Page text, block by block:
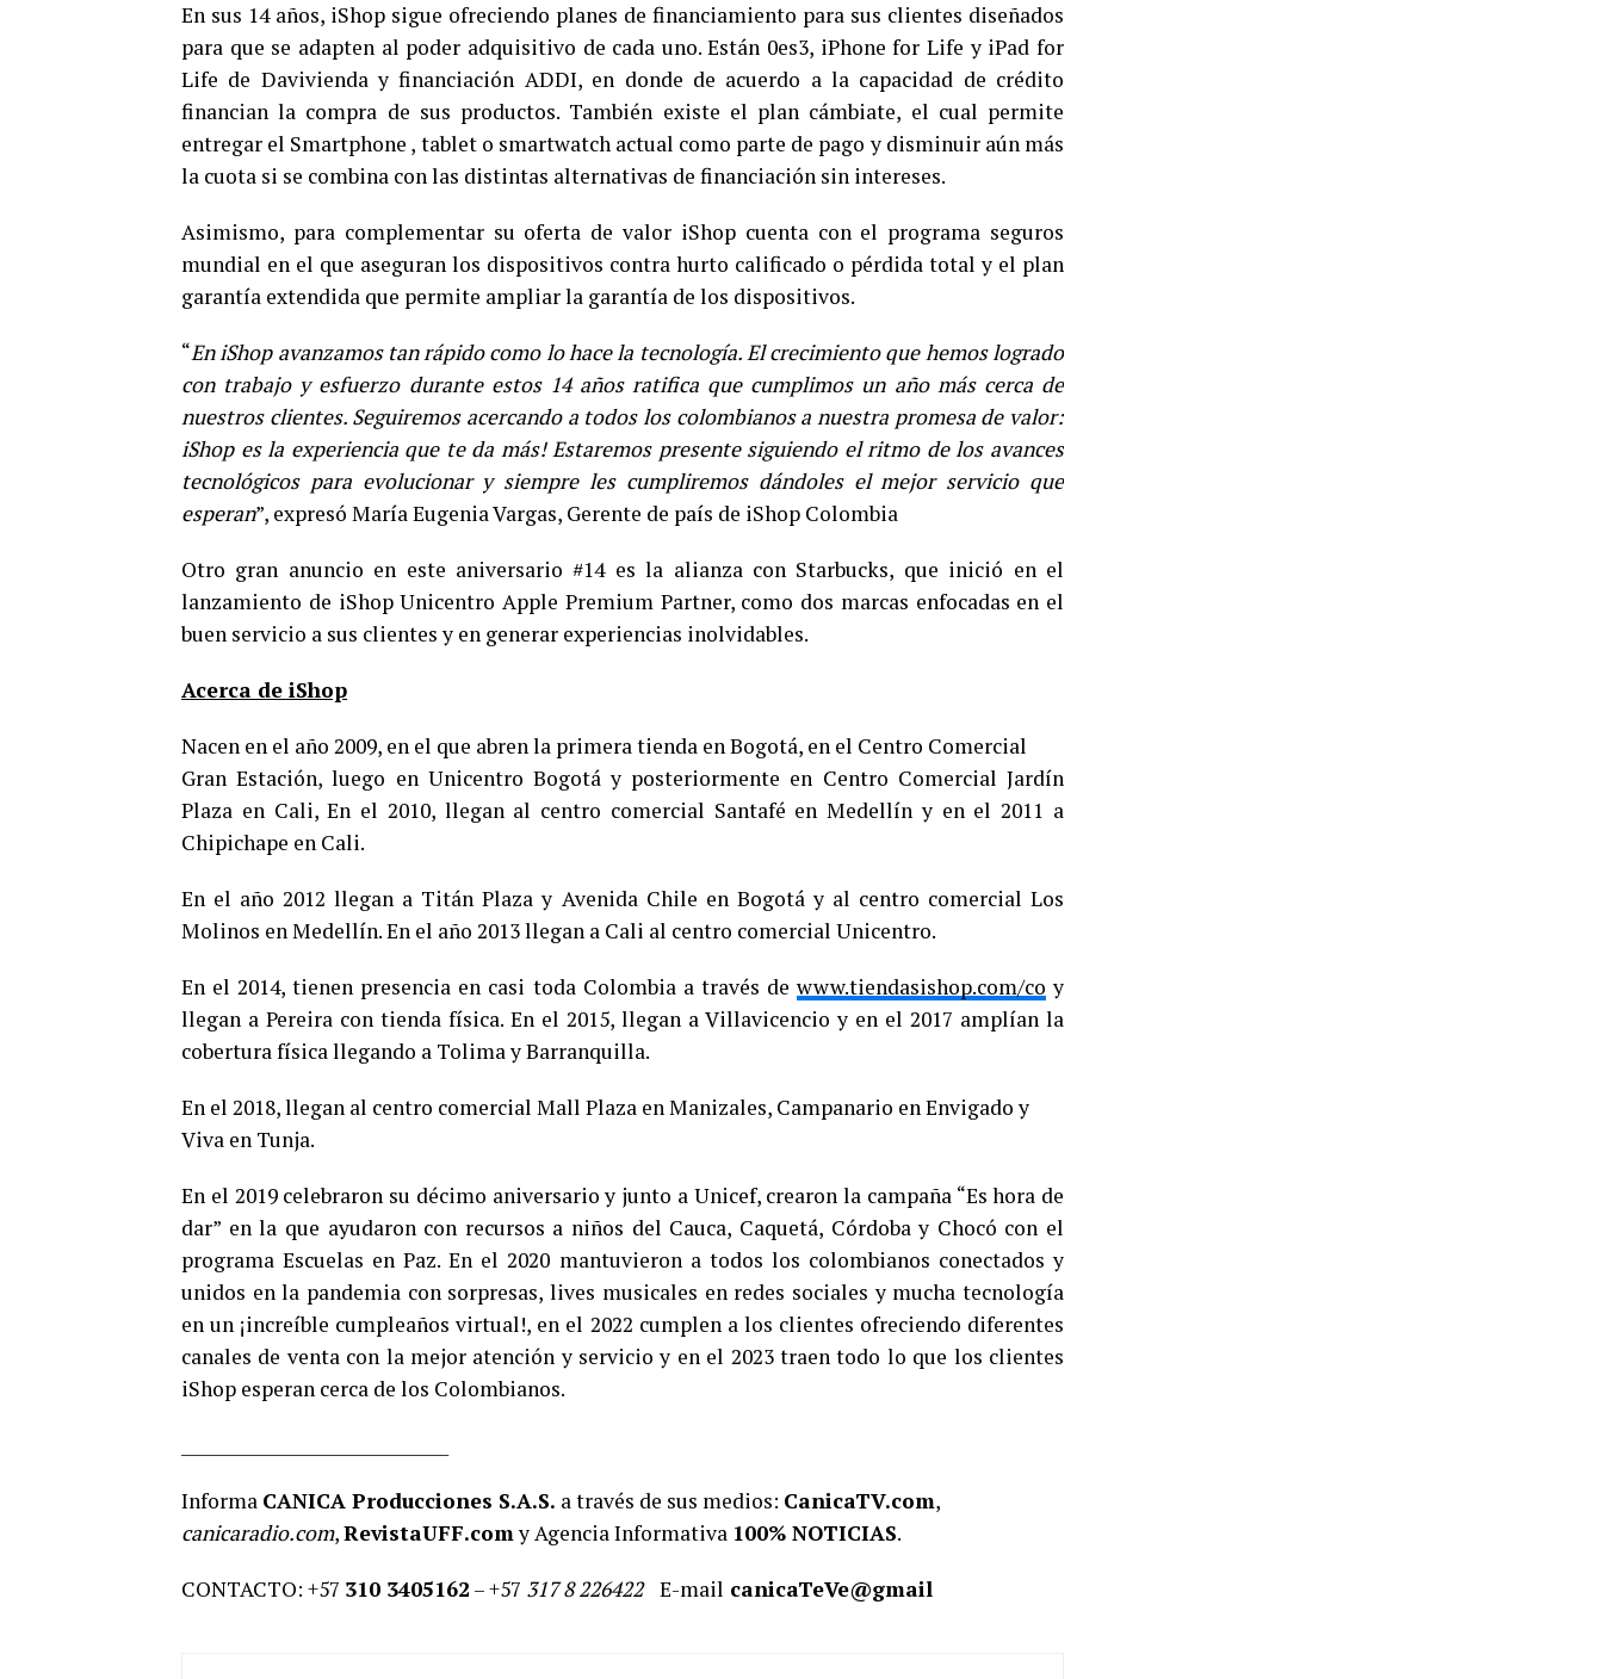
En sus 14 años, iShop sigue ofreciendo planes de financiamiento para sus clientes diseñados
para que se adapten al poder adquisitivo de cada uno. Están 0es3, iPhone for Life y iPad for
Life de Davivienda y financiación ADDI, en donde de acuerdo a la capacidad de crédito
financian la compra de sus productos. También existe el plan cámbiate, el cual permite
entregar el Smartphone , tablet o smartwatch actual como parte de pago y disminuir aún más
la cuota si se combina con las distintas alternativas de financiación sin intereses.
Asimismo, para complementar su oferta de valor iShop cuenta con el programa seguros
mundial en el que aseguran los dispositivos contra hurto calificado o pérdida total y el plan
garantía extendida que permite ampliar la garantía de los dispositivos.
“En iShop avanzamos tan rápido como lo hace la tecnología. El crecimiento que hemos logrado
con trabajo y esfuerzo durante estos 14 años ratifica que cumplimos un año más cerca de
nuestros clientes. Seguiremos acercando a todos los colombianos a nuestra promesa de valor:
iShop es la experiencia que te da más! Estaremos presente siguiendo el ritmo de los avances
tecnológicos para evolucionar y siempre les cumpliremos dándoles el mejor servicio que
esperan”, expresó María Eugenia Vargas, Gerente de país de iShop Colombia
Otro gran anuncio en este aniversario #14 es la alianza con Starbucks, que inició en el
lanzamiento de iShop Unicentro Apple Premium Partner, como dos marcas enfocadas en el
buen servicio a sus clientes y en generar experiencias inolvidables.
Acerca de iShop
Nacen en el año 2009, en el que abren la primera tienda en Bogotá, en el Centro Comercial
Gran Estación, luego en Unicentro Bogotá y posteriormente en Centro Comercial Jardín
Plaza en Cali, En el 2010, llegan al centro comercial Santafé en Medellín y en el 2011 a
Chipichape en Cali.
En el año 2012 llegan a Titán Plaza y Avenida Chile en Bogotá y al centro comercial Los
Molinos en Medellín. En el año 2013 llegan a Cali al centro comercial Unicentro.
En el 2014, tienen presencia en casi toda Colombia a través de www.tiendasishop.com/co y
llegan a Pereira con tienda física. En el 2015, llegan a Villavicencio y en el 2017 amplían la
cobertura física llegando a Tolima y Barranquilla.
En el 2018, llegan al centro comercial Mall Plaza en Manizales, Campanario en Envigado y
Viva en Tunja.
En el 2019 celebraron su décimo aniversario y junto a Unicef, crearon la campaña “Es hora de
dar” en la que ayudaron con recursos a niños del Cauca, Caquetá, Córdoba y Chocó con el
programa Escuelas en Paz. En el 2020 mantuvieron a todos los colombianos conectados y
unidos en la pandemia con sorpresas, lives musicales en redes sociales y mucha tecnología
en un ¡increíble cumpleaños virtual!, en el 2022 cumplen a los clientes ofreciendo diferentes
canales de venta con la mejor atención y servicio y en el 2023 traen todo lo que los clientes
iShop esperan cerca de los Colombianos.
Informa CANICA Producciones S.A.S. a través de sus medios: CanicaTV.com,
canicaradio.com,RevistaUFF.comy Agencia Informativa 100% NOTICIAS.
CONTACTO: +57 310 3405162 – +57 317 8 226422 E-mail canicaTeVe@gmail